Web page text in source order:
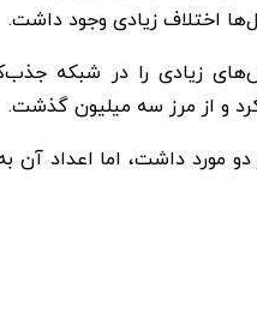
اختلاف زیادی وجود داشت.
زیادی را در شبکه
و از مرز سه میلیون گذشت.